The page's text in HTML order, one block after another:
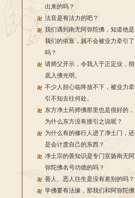
出来的吗？
法音是有法力的吧？
我们遇到南无阿弥陀佛，知道他是
我们的依靠，就不会被业力牵引了
吗？
请师父开示，令我入于正定业，彻
底入佛光明。
不少人担心临终放不下，被业力牵
引不知去往何处。
东方净土药师佛那里也是很好的，
为什么东方没有接引之说呢？
为什么有的修行人进了净土门，还
是会计度自己的东西？
净土宗的善知识是专门宣扬南无阿
弥陀佛名号功德的吗？
善人、恶人往生是没有差别的吗？
学佛要有法缘，那我们和阿弥陀佛